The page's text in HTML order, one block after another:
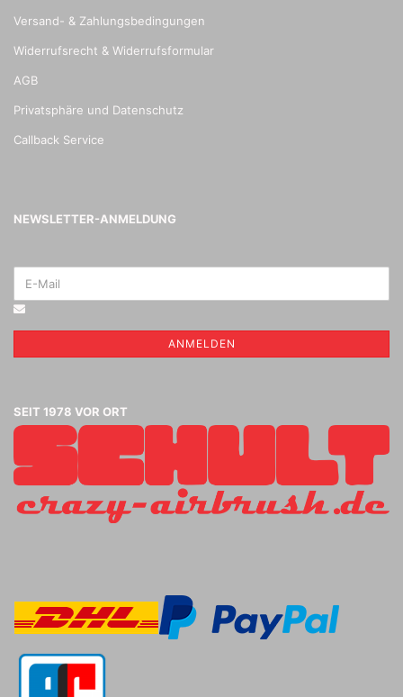
Versand- & Zahlungsbedingungen
Widerrufsrecht & Widerrufsformular
AGB
Privatsphäre und Datenschutz
Callback Service
NEWSLETTER-ANMELDUNG
ANMELDEN
SEIT 1978 VOR ORT